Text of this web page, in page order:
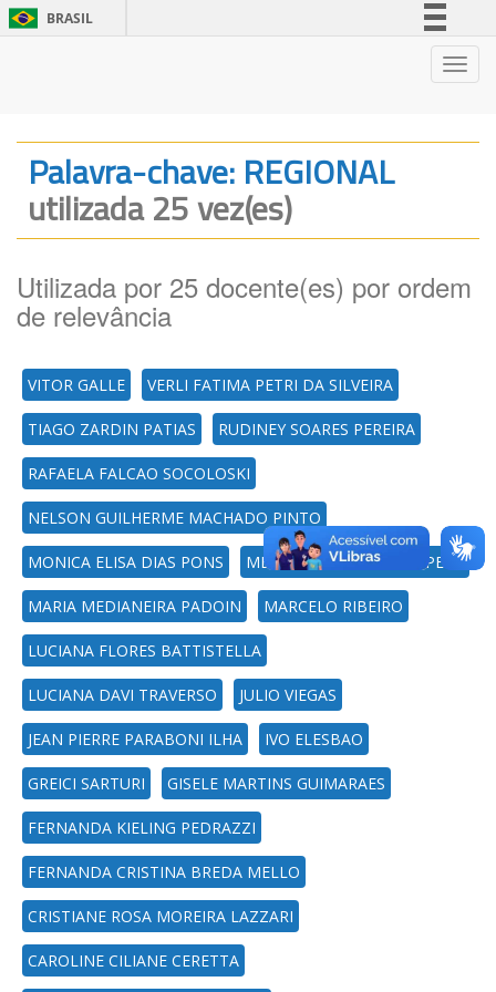
BRASIL
Legislação
Palavra-chave: REGIONAL
utilizada 25 vez(es)
Utilizada por 25 docente(es) por ordem
de relevância
VITOR GALLE VERLI FATIMA PETRI DA SILVEIRA
TIAGO ZARDIN PATIAS RUDINEY SOARES PEREIRA
RAFAELA FALCAO SOCOLOSKI
NELSON GUILHERME MACHADO PINTO
MONICA ELISA DIAS PONS MELISSA AGOSTINI LAMPERT
MARIA MEDIANEIRA PADOIN MARCELO RIBEIRO
LUCIANA FLORES BATTISTELLA
LUCIANA DAVI TRAVERSO JULIO VIEGAS
JEAN PIERRE PARABONI ILHA IVO ELESBAO
GREICI SARTURI GISELE MARTINS GUIMARAES
FERNANDA KIELING PEDRAZZI
FERNANDA CRISTINA BREDA MELLO
CRISTIANE ROSA MOREIRA LAZZARI
CAROLINE CILIANE CERETTA